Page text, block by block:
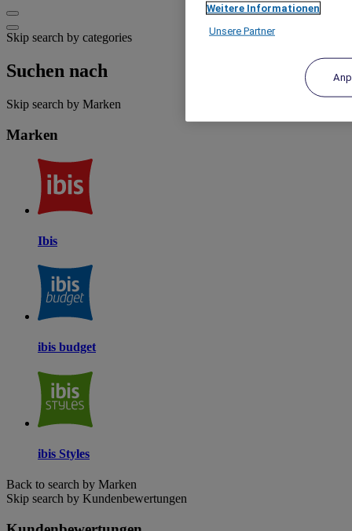
Skip search by categories
Suchen nach
Skip search by Marken
Marken
Ibis
ibis budget
ibis Styles
Back to search by Marken
Skip search by Kundenbewertungen
Weitere Informationen
Unsere Partner